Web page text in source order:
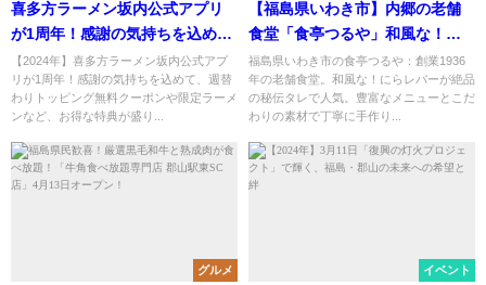
喜多方ラーメン坂内公式アプリ
が1周年！感謝の気持ちを込めて
「坂内モバイル倶楽部1周年 あり
がとうフェア」開催！
【2024年】喜多方ラーメン坂内公式アプ
リが1周年！感謝の気持ちを込めて、週替
わりトッピング無料クーポンや限定ラーメ
ンなど、お得な特典が盛り...
【福島県いわき市】内郷の老舗
食堂「食亭つるや」和風な！に
らレバー定食が魅力 | 秘伝のタレ
で知られる創業1936年の伝統
福島県いわき市の食亭つるや：創業1936
年の老舗食堂。和風な！にらレバーが絶品
の秘伝タレで人気。豊富なメニューとこだ
わりの素材で丁寧に手作り...
グルメ イベント